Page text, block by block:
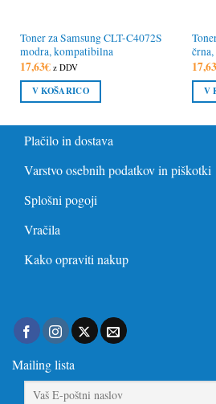
Toner za Samsung CLT-C4072S
modra, kompatibilna
17,63€ z DDV
V KOŠARICO
17,63
V
Plačilo in dostava
Varstvo osebnih podatkov in piškotki
Splošni pogoji
Vračila
Kako opraviti nakup
Mailing lista